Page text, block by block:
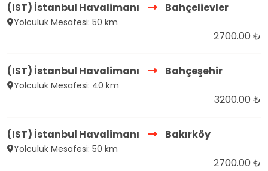
(IST) İstanbul Havalimanı Bahçelievler
Yolculuk Mesafesi: 50 km
2700.00 ₺
(IST) İstanbul Havalimanı Bahçeşehir
Yolculuk Mesafesi: 40 km
3200.00 ₺
(IST) İstanbul Havalimanı Bakırköy
Yolculuk Mesafesi: 50 km
2700.00 ₺